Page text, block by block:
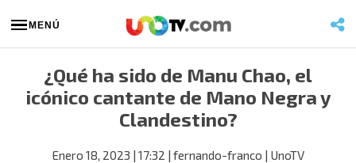
MENÚ
¿Qué ha sido de Manu Chao, el
icónico cantante de Mano Negra y
Clandestino?
Enero 18, 2023 | 17:32 | fernando-franco | UnoTV